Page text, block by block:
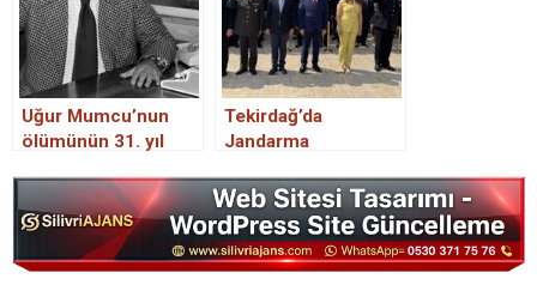
Uğur Mumcu’nun
ölümünün 31. yıl
Tekirdağ’da
Jandarma
kuruluş yıl dönümü
kutlandı